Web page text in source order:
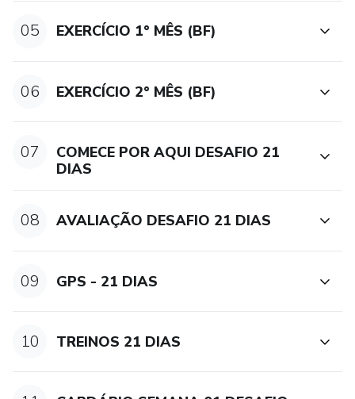
05 EXERCÍCIO 1° MÊS (BF)
06 EXERCÍCIO 2° MÊS (BF)
07
COMECE POR AQUI DESAFIO 21
DIAS
08 AVALIAÇÃO DESAFIO 21 DIAS
09 GPS - 21 DIAS
10 TREINOS 21 DIAS